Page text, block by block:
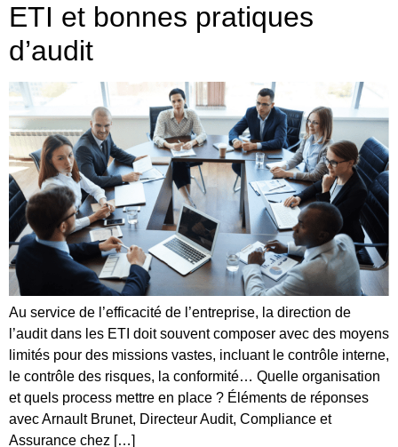
ETI et bonnes pratiques
d’audit
Au service de l’efficacité de l’entreprise, la direction de
l’audit dans les ETI doit souvent composer avec des moyens
limités pour des missions vastes, incluant le contrôle interne,
le contrôle des risques, la conformité… Quelle organisation
et quels process mettre en place ? Éléments de réponses
avec Arnault Brunet, Directeur Audit, Compliance et
Assurance chez […]